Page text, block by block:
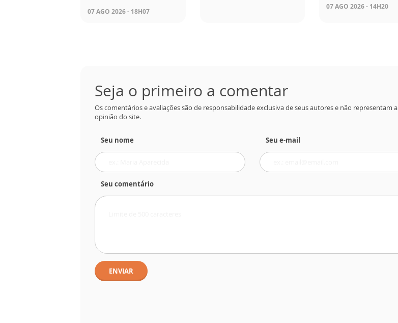
07 AGO 2026 - 18H07
07 AGO 2026 - 14H20
Seja o primeiro a comentar
Os comentários e avaliações são de responsabilidade exclusiva de seus autores e não representam a
opinião do site.
Seu nome Seu e-mail
Seu comentário
ENVIAR